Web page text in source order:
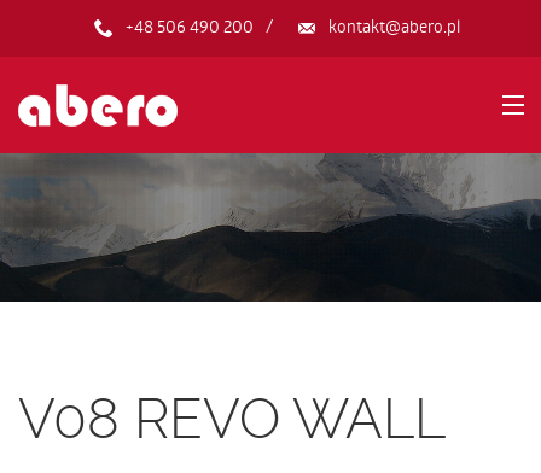
+48 506 490 200 kontakt@abero.pl
HOME
PRODUKTY
V08 REVO WALL